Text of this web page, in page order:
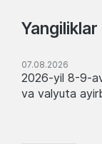
07.08.2026
2026-yil 8-9-
va valyuta